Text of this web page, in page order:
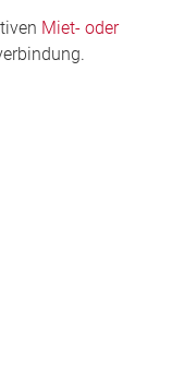
Miet- oder